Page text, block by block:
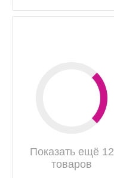
Показать ещё 12
товаров